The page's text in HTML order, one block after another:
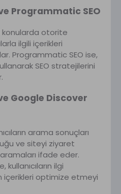
Programmatic SEO
konularda otorite
ilgili içerikleri
Programmatic SEO ise,
SEO stratejilerini
Google Discover
arama sonuçları
ve siteyi ziyaret
ifade eder.
kullanıcıların ilgi
içerikleri optimize etmeyi